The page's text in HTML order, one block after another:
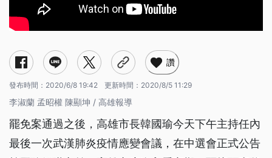
讚
發布時間： 2020/6/8 19:42 更新時間： 2020/8/5 11:29
李淑蘭 孟昭權 陳顯坤 / 高雄報導
罷免案通過之後，高雄市長韓國瑜今天下午主持任內
最後一次武漢肺炎疫情應變會議，在中選會正式公告